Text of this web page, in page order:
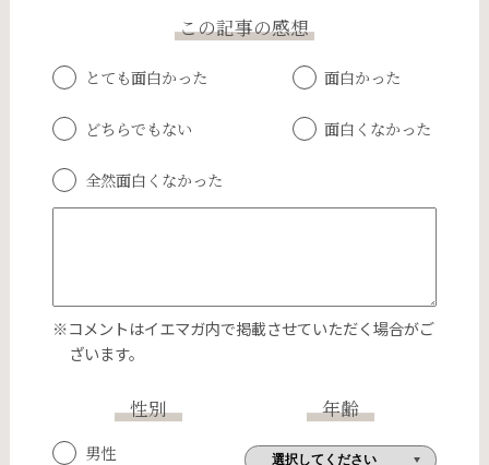
この記事の感想
とても面白かった 面白かった
どちらでもない 面白くなかった
全然面白くなかった
※コメントはイエマガ内で掲載させていただく場合がご
ざいます。
性別
男性
年齢